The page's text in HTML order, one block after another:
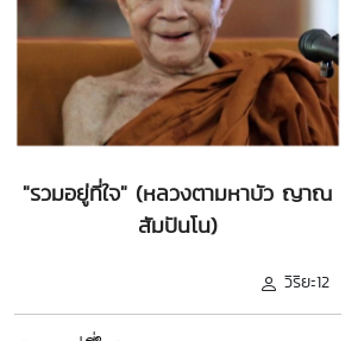
"รวมอยู่ที่ใจ" (หลวงตามหาบัว ญาณ
สัมปันโน)
วิริยะ12